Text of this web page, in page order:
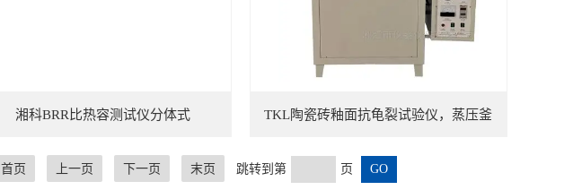
湘科BRR比热容测试仪分体式 TKL陶瓷砖釉面抗龟裂试验仪，蒸压釜
首页 上一页 下一页 末页 跳转到第 页